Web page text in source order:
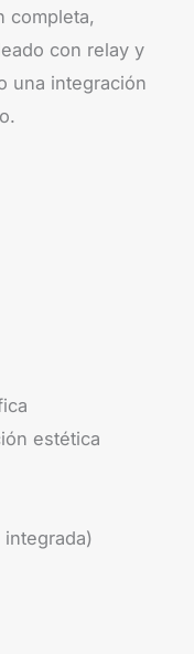
completa,
con relay y
una integración
estética